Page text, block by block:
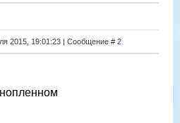
2015, 19:01:23 | Сообщение # 2